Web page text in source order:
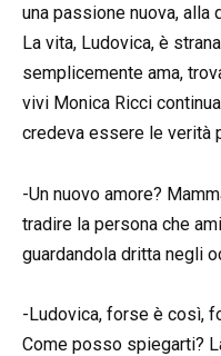
una passione nuova, alla
La vita, Ludovica, è
semplicemente ama,
vivi Monica Ricci
credeva essere le verità
-Un nuovo amore?
tradire la persona che
guardandola dritta negli
-Ludovica, forse è così,
Come posso spiegarti?